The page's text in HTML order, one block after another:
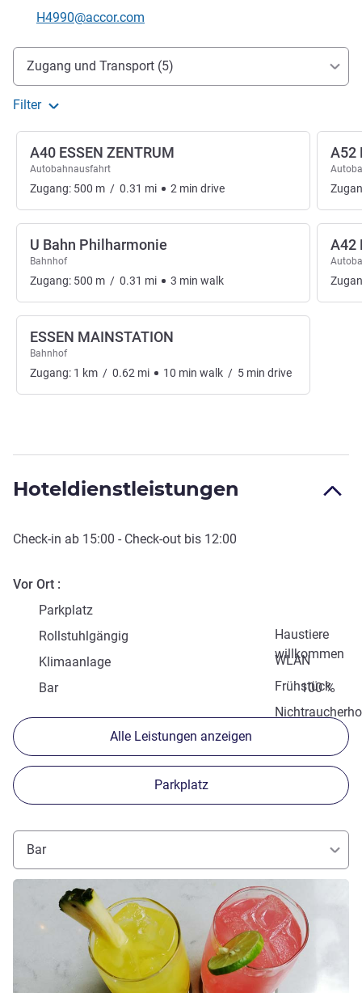
Kontakt-E-Mail
H4990@accor.com
Erreichbarkeit und Anbindung
Zugang und Transport (5)
Filter
A40 ESSEN ZENTRUM
Autobahnausfahrt
Zugang: 500 m / 0.31 mi 2 min drive
U Bahn Philharmonie
Bahnhof
Zugang: 500 m / 0.31 mi 3 min walk
ESSEN MAINSTATION
Bahnhof
Zugang: 1 km / 0.62 mi 10 min walk / 5 min drive
A52
A42
Hoteldienstleistungen
Check-in ab 15:00 - Check-out bis 12:00
Vor Ort
Parkplatz
Haustiere
willkommen
Rollstuhlgängig
WLAN
Klimaanlage
Frühstück
Bar
100 %
Alle Leistungen anzeigen
Parkplatz
Bar
Details ansehen